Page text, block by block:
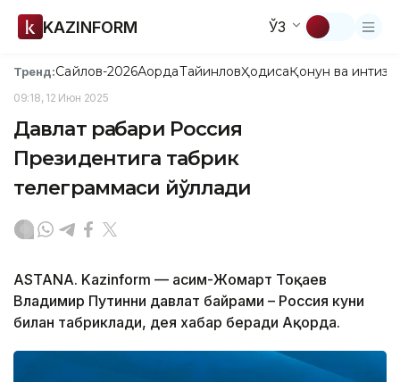
KAZINFORM ЎЗ
Тренд:Сайлов-2026АқордаТайинловҲодисаҚонун ва
09:18, 12 Июн 2025
Давлат раҳбари Россия
Президентига табрик
телеграммаси йўллади
ASTANA. Kazinform — Қасим-Жомарт Тоқаев
Владимир Путинни давлат байрами – Россия куни
билан табриклади, дея хабар беради Ақорда.